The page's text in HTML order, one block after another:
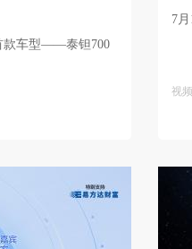
款车型——泰钽700
​7
视频